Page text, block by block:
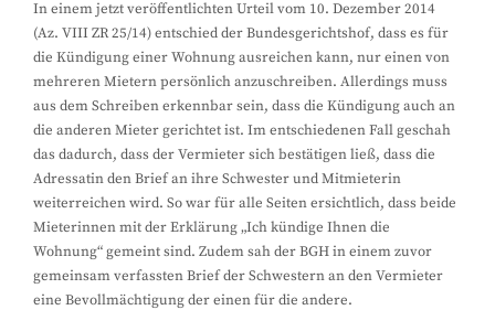
In einem jetzt veröffentlichten Urteil vom 10. Dezember 2014
(Az. VIII ZR 25/14) entschied der Bundesgerichtshof, dass es für
die Kündigung einer Wohnung ausreichen kann, nur einen von
mehreren Mietern persönlich anzuschreiben. Allerdings muss
aus dem Schreiben erkennbar sein, dass die Kündigung auch an
die anderen Mieter gerichtet ist. Im entschiedenen Fall geschah
das dadurch, dass der Vermieter sich bestätigen ließ, dass die
Adressatin den Brief an ihre Schwester und Mitmieterin
weiterreichen wird. So war für alle Seiten ersichtlich, dass beide
Mieterinnen mit der Erklärung „Ich kündige Ihnen die
Wohnung“ gemeint sind. Zudem sah der BGH in einem zuvor
gemeinsam verfassten Brief der Schwestern an den Vermieter
eine Bevollmächtigung der einen für die andere.